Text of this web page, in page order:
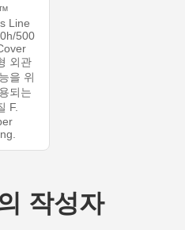
Line
500
외관
을 위
되는
F.
작성자